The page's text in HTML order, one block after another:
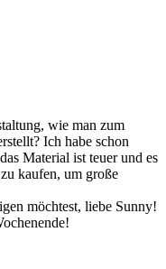
wie man zum
Ich habe schon
Material ist teuer und es
kaufen, um große
möchtest, liebe Sunny!